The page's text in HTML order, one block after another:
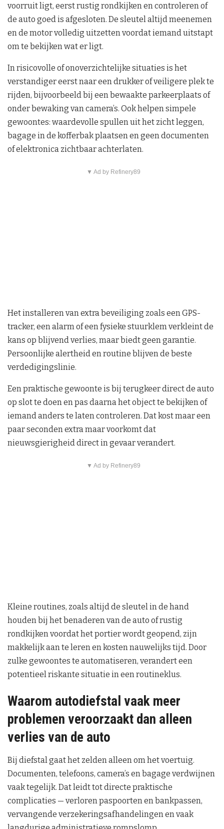
voorruit ligt, eerst rustig rondkijken en controleren of
de auto goed is afgesloten. De sleutel altijd meenemen
en de motor volledig uitzetten voordat iemand uitstapt
om te bekijken wat er ligt.
In risicovolle of onoverzichtelijke situaties is het
verstandiger eerst naar een drukker of veiligere plek te
rijden, bijvoorbeeld bij een bewaakte parkeerplaats of
onder bewaking van camera’s. Ook helpen simpele
gewoontes: waardevolle spullen uit het zicht leggen,
bagage in de kofferbak plaatsen en geen documenten
of elektronica zichtbaar achterlaten.
▼ Ad by Refinery89
Het installeren van extra beveiliging zoals een GPS-
tracker, een alarm of een fysieke stuurklem verkleint de
kans op blijvend verlies, maar biedt geen garantie.
Persoonlijke alertheid en routine blijven de beste
verdedigingslinie.
Een praktische gewoonte is bij terugkeer direct de auto
op slot te doen en pas daarna het object te bekijken of
iemand anders te laten controleren. Dat kost maar een
paar seconden extra maar voorkomt dat
nieuwsgierigheid direct in gevaar verandert.
▼ Ad by Refinery89
Kleine routines, zoals altijd de sleutel in de hand
houden bij het benaderen van de auto of rustig
rondkijken voordat het portier wordt geopend, zijn
makkelijk aan te leren en kosten nauwelijks tijd. Door
zulke gewoontes te automatiseren, verandert een
potentieel riskante situatie in een routineklus.
Waarom autodiefstal vaak meer
problemen veroorzaakt dan alleen
verlies van de auto
Bij diefstal gaat het zelden alleen om het voertuig.
Documenten, telefoons, camera’s en bagage verdwijnen
vaak tegelijk. Dat leidt tot directe praktische
complicaties — verloren paspoorten en bankpassen,
vervangende verzekeringsafhandelingen en vaak